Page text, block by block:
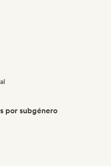
por subgénero